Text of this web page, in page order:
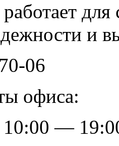
для
и
06
офиса:
10:00 —